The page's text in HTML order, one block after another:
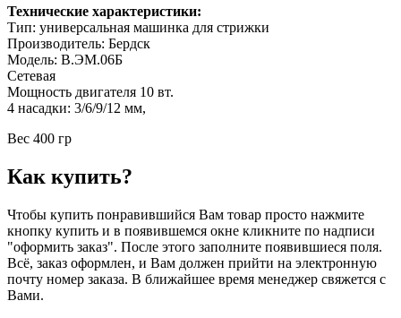
Технические характеристики:
Тип: универсальная машинка для стрижки
Производитель: Бердск
Модель: В.ЭМ.06Б
Сетевая
Мощность двигателя 10 вт.
4 насадки: 3/6/9/12 мм,
Вес 400 гр
Как купить?
Чтобы купить понравившийся Вам товар просто нажмите
кнопку купить и в появившемся окне кликните по надписи
"оформить заказ". После этого заполните появившиеся поля.
Всё, заказ оформлен, и Вам должен прийти на электронную
почту номер заказа. В ближайшее время менеджер свяжется с
Вами.